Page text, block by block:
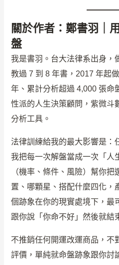
關於作者：鄭書羽｜
盤
我是書羽。台大法律系出身，
教過 7 到 8 年書，2017 年起
年、累計分析超過 4,000 張命
性派的人生決策顧問，紫微斗
分析工具。
法律訓練給我的最大影響是：
我把每一次解盤當成一次「人
（機率、條件、風險）幫你
置、哪顆星、搭配什麼四化，
個跡象在你的現實處境下，最
跟你說「你命不好」然後就結
不推銷任何開運改運商品，不
評價，單純就命盤跡象跟你討